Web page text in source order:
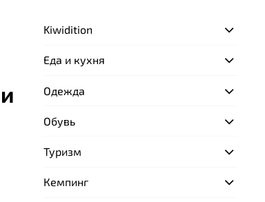
Kiwidition
Еда и кухня
Одежда
Обувь
Туризм
Кемпинг